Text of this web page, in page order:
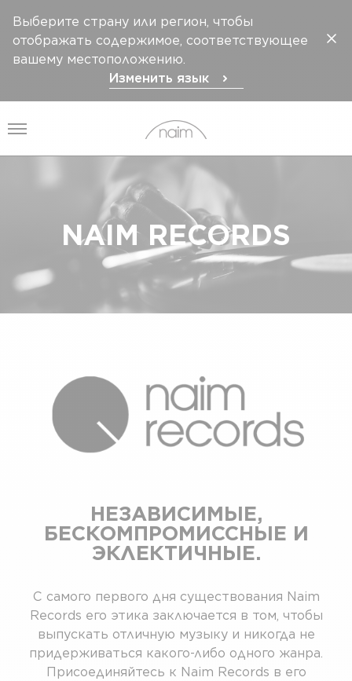
Выберите страну или регион, чтобы
отображать содержимое, соответствующее
вашему местоположению.
Изменить язык
Открыть меню
NAIM RECORDS
НЕЗАВИСИМЫЕ,
БЕСКОМПРОМИССНЫЕ И
ЭКЛЕКТИЧНЫЕ.
С самого первого дня существования Naim
Records его этика заключается в том, чтобы
выпускать отличную музыку и никогда не
придерживаться какого-либо одного жанра.
Присоединяйтесь к Naim Records в его